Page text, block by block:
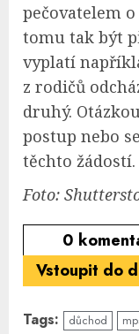
pečovatelem
tomu tak být
vyplatí
z rodičů
druhý.
postup nebo
těchto žádostí.
Foto:
0
Vstoupit do
Tags: důchod